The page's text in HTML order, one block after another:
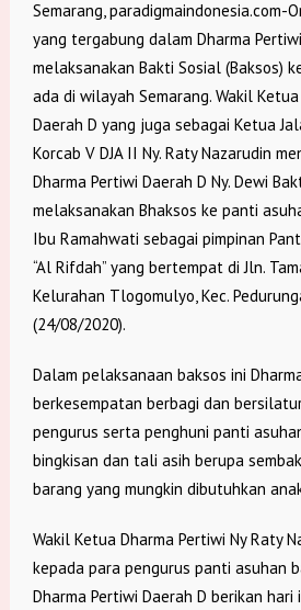
Semarang, paradigmaindonesia.com-
yang tergabung dalam Dharma
melaksanakan Bakti Sosial (Baksos)
ada di wilayah Semarang. Wakil
Daerah D yang juga sebagai Ketua
Korcab V DJA II Ny. Raty Nazarudin
Dharma Pertiwi Daerah D Ny. Dewi
melaksanakan Bhaksos ke panti
Ibu Ramahwati sebagai pimpinan
“Al Rifdah” yang bertempat di Jln.
Kelurahan Tlogomulyo, Kec.
(24/08/2020).
Dalam pelaksanaan baksos ini
berkesempatan berbagi dan
pengurus serta penghuni panti
bingkisan dan tali asih berupa
barang yang mungkin dibutuhkan
Wakil Ketua Dharma Pertiwi Ny Raty
kepada para pengurus panti asuhan
Dharma Pertiwi Daerah D berikan hari